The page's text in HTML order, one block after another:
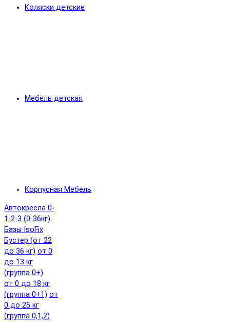
Коляски детские
Мебель детская
Корпусная Мебель
Автокресла 0-
1-2-3 (0-36кг)
Базы IsoFix
Бустер (от 22
до 36 кг) от 0
до 13 кг
(группа 0+)
от 0 до 18 кг
(группа 0+1) от
0 до 25 кг
(группа 0,1,2)